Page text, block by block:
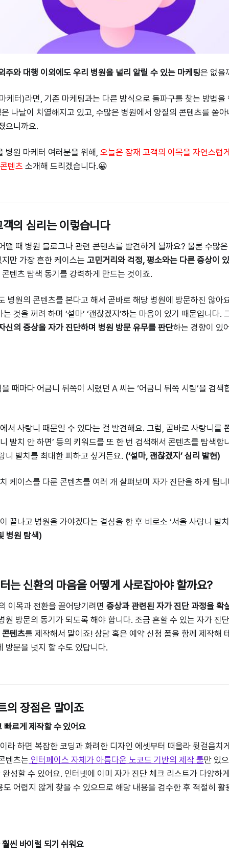
주와 대행 이외에도 우리 병원을 널리 알릴 수 있는 마케팅은 없을
케터)라면, 기존 마케팅과는 다른 방식으로 돌파구를 찾는 방법을
나날이 치열해지고 있고, 수많은 병원에서 양질의 콘텐츠를 쏟
으니까요.
병원 마케터 여러분을 위해, 오늘은 잠재 고객의 이목을 자연스럽
텐츠 소개해 드리겠습니다.😀
의 심리는 이렇습니다
떨 때 병원 블로그나 관련 콘텐츠를 발견하게 될까요? 물론 수많
만 가장 흔한 케이스는 고민거리와 걱정, 평소와는 다른 증상이
콘텐츠 탐색 동기를 강력하게 만드는 것이죠.
병원의 콘텐츠를 본다고 해서 곧바로 해당 병원에 방문하진 않아
것을 꺼려 하며 ‘설마’ ‘괜찮겠지’하는 마음이 있기 때문입니다.
신의 증상을 자가 진단하며 병원 방문 유무를 판단하는 경향이 있
때마다 어금니 뒤쪽이 시렸던 A 씨는 ‘어금니 뒤쪽 시림’을 검색
서 사랑니 때문일 수 있다는 걸 발견해요. 그럼, 곧바로 사랑니를
발치 안 하면’ 등의 키워드를 또 한 번 검색해서 콘텐츠를 탐색
니 발치를 최대한 피하고 싶거든요. (‘설마, 괜찮겠지’ 심리 발현)
케이스를 다룬 콘텐츠를 여러 개 살펴보며 자가 진단을 하게 됩
끝나고 병원을 가야겠다는 결심을 한 후 비로소 ‘서울 사랑니 발
병원 탐색)
는 신환의 마음을 어떻게 사로잡아야 할까요?
이목과 전환을 끌어당기려면 증상과 관련된 자가 진단 과정을 확
원 방문의 동기가 되도록 해야 합니다. 조금 흔할 수 있는 자가 진
콘텐츠를 제작해서 말이죠! 상담 혹은 예약 신청 폼을 함께 제작해
방문을 넛지 할 수도 있답니다.
의 장점은 말이죠
빠르게 제작할 수 있어요
이라 하면 복잡한 코딩과 화려한 디자인 에셋부터 떠올라 뒷걸음치
텐츠는 인터페이스 자체가 아름다운 노코드 기반의 제작 툴만 있
성할 수 있어요. 인터넷에 이미 자가 진단 체크 리스트가 다양하
도 어렵지 않게 찾을 수 있으므로 해당 내용을 검수한 후 적절히 활
씬 바이럴 되기 쉬워요